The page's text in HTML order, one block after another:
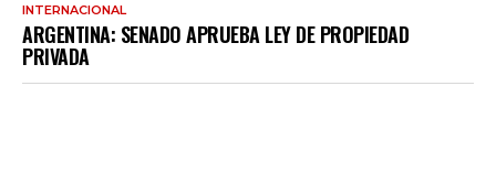
INTERNACIONAL
ARGENTINA: SENADO APRUEBA LEY DE PROPIEDAD
PRIVADA